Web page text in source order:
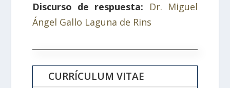
Discurso de respuesta:
Dr. Miguel
Ángel Gallo Laguna de Rins
CURRÍCULUM VITAE